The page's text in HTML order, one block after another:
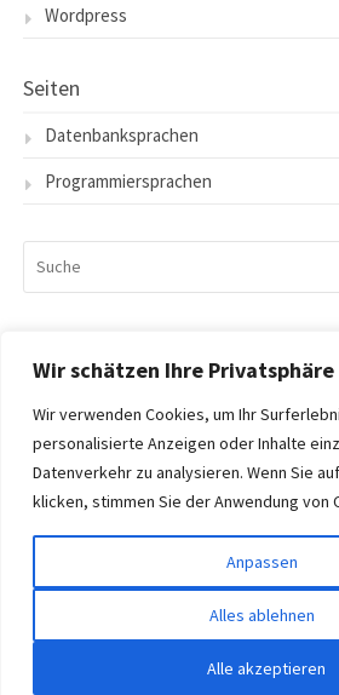
Wir schätzen Ihre Privatsphäre
Wir verwenden Cookies, um Ihr
personalisierte Anzeigen oder Inhalte
Datenverkehr zu analysieren. Wenn Sie
klicken, stimmen Sie der Anwendung von
Anpassen
Alles ablehnen
Alle akzeptieren
Wordpress
Seiten
Datenbanksprachen
Programmiersprachen
NACH:
Startseite
Datenschutzerklärung
Copyright © 2026 Tecnopedia. Alle
Gatsby-Theme von